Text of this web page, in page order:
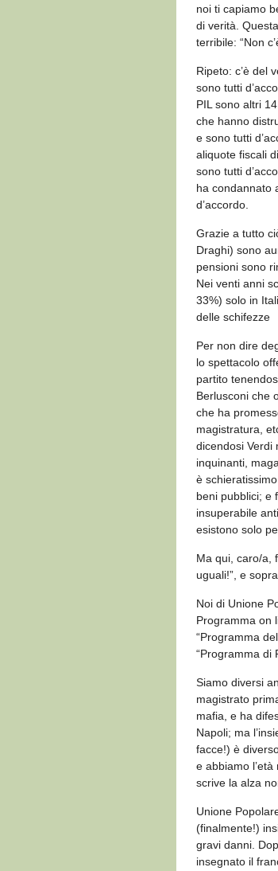
noi ti capiamo
di verità.
terribile: “Non
Ripeto: c’è del
sono tutti
PIL sono altri
che hanno
e sono tutti
aliquote fiscali
sono tutti
ha condannato
d’accordo.
Grazie a tutto
Draghi) sono
pensioni sono
Nei venti anni
33%) solo in
delle schifezze
Per non dire
lo spettacolo
partito
Berlusconi che
che ha
magistratura,
dicendosi Verdi
inquinanti,
è
beni pubblici; e
insuperabile
esistono solo
Ma qui, caro/a,
uguali!”, e
Noi di Unione
Programma on
“Programma
“Programma di
Siamo diversi
magistrato
mafia, e ha
Napoli; ma
facce!) è
e abbiamo
scrive la alza
Unione
(finalmente!)
gravi danni.
insegnato il